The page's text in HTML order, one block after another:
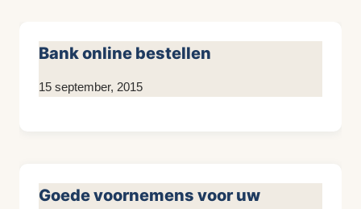
Bank online bestellen
Door
15 september, 2015
Goede voornemens voor uw